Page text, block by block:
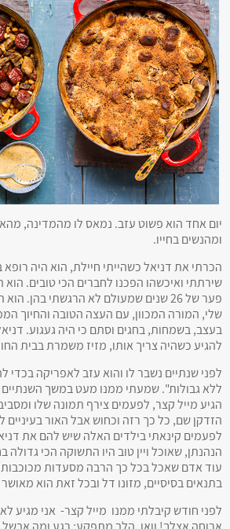
יום אחד הוא פשוט עזב. נמאס לו מהמדינה,
ומהנשים בחייו.
הכרתי את דניאל כשהייתי חיילת, הוא היה רופא
פער של 26 שנים שמעולם לא הרגשתי בהן.
שלי, המורה המכוון, עם העצה הטובה והחיוך
בעצב, בשמחות, בחגים וסתם כי היה געגוע.
להגיע כשהיה צריך אותו, מזיז משמרת בבית
לפני שנתיים נשבר לו והוא עזב לאפריקה בכדי
ללא גבולות". שמעתי ממנו מעט במשך
הגיע מייל קצר, לפעמים צירף תמונה שלו
הזדקן שם, כל כך רזה וכחוש אבל האור בעיניים
לפעמים קינאתי בילדים האלה שיש להם את
הנהנתן, שאוכל ויין טוב היו התשוקה הכי גדולה
עוד אדם שאכל בכל כך הרבה מסעדות
בתנאים בסיסיים, מזונו דל ובכל זאת הוא
לפני חודש קיבלתי ממנו מייל קצר- אני מגיע